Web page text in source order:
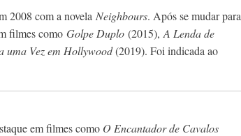
2008 com a novela Neighbours. Após se mudar para
filmes como Golpe Duplo (2015), A Lenda de
uma Vez em Hollywood(2019). Foi indicada ao
em filmes como O Encantador de Cavalos